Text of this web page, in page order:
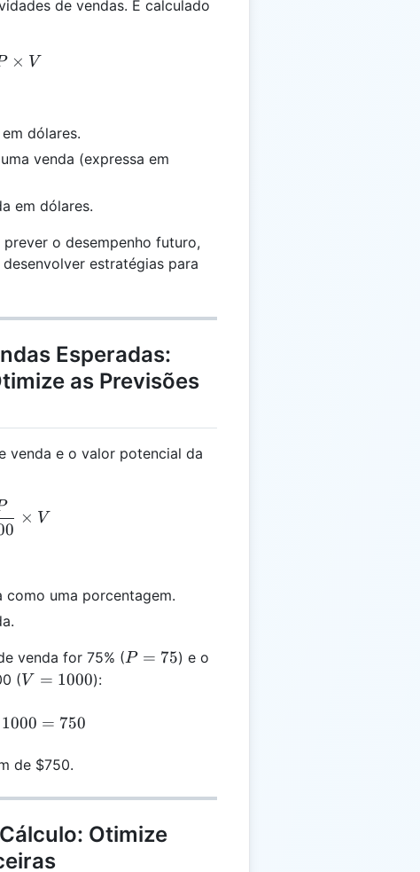
de vendas. É calculado
= P \times V
× V
dólares.
venda (expressa em
em dólares.
o desempenho futuro,
estratégias para
Esperadas:
as Previsões
venda e o valor potencial da
= \frac{P}{100} \times V
× V
uma porcentagem.
venda for 75% (P
P = 75) e o
(V =
V = 1000):
ES = \frac{75}{100} \times 1000 = 750
1000 = 750
de $750.
Otimize